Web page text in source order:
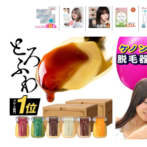
王も４０秒の回答時間では大苦戦
の超難問です。番組名東大王★生
放送2時間!あなたは東...